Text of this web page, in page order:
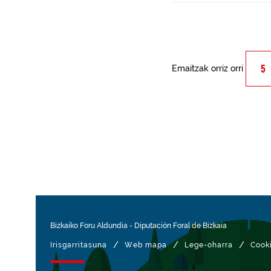
Emaitzak orriz orri
Bizkaiko Foru Aldundia - Diputación Foral de Bizkaia
Irisgarritasuna / Web mapa / Lege-oharra /